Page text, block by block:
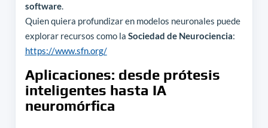
software.
Quien quiera profundizar en modelos neuronales puede
explorar recursos como la Sociedad de Neurociencia:
https://www.sfn.org/
Aplicaciones: desde prótesis
inteligentes hasta IA
neuromórfica